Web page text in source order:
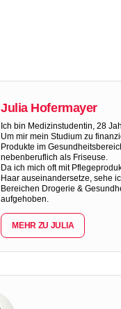
Julia Hofermayer
Ich bin Medizinstudentin, 28
Um mir mein Studium zu
Produkte im
nebenberuflich als Friseuse.
Da ich mich oft mit
Haar auseinandersetze, sehe
Bereichen Drogerie &
aufgehoben.
MEHR ZU JULIA